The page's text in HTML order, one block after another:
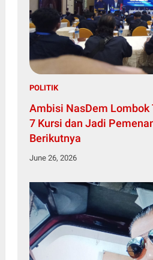
POLITIK
Ambisi NasDem Lombok
7 Kursi dan Jadi
Berikutnya
June 26, 2026